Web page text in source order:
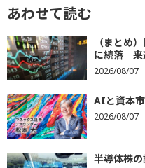
あわせて読む
（まとめ
に続落 来
2026/08/07
AIと資本
2026/08/07
半導体株